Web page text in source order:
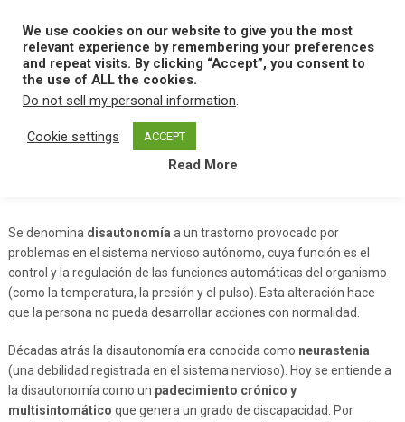
content
MENU
Home D Disautonomia
Disautonomia
Se denomina disautonomía a un trastorno provocado por
problemas en el sistema nervioso autónomo, cuya función es el
control y la regulación de las funciones automáticas del organismo
(como la temperatura, la presión y el pulso). Esta alteración hace
que la persona no pueda desarrollar acciones con normalidad.
Décadas atrás la disautonomía era conocida como neurastenia
(una debilidad registrada en el sistema nervioso). Hoy se entiende a
la disautonomía como un padecimiento crónico y
multisintomático que genera un grado de discapacidad. Por
We use cookies on our website to give you the most
relevant experience by remembering your preferences
and repeat visits. By clicking “Accept”, you consent to
the use of ALL the cookies.
Do not sell my personal information.
Cookie settings ACCEPT
Read More